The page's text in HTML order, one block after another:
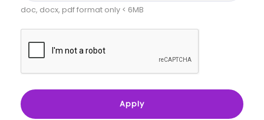
doc, docx, pdf format only < 6MB